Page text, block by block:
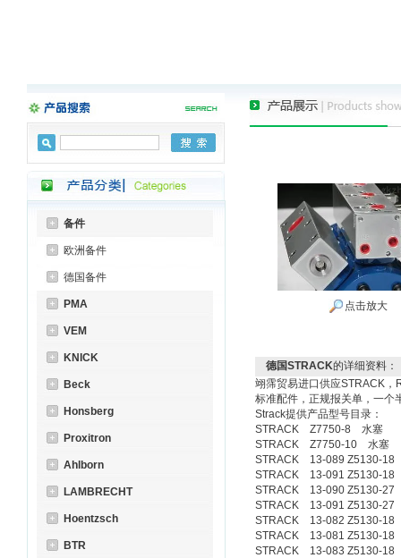
备件
欧洲备件
德国备件
PMA
VEM
KNICK
Beck
Honsberg
Proxitron
Ahlborn
LAMBRECHT
Hoentzsch
BTR
点击放大
德国STRACK的详细资料：
翊霈贸易进口供应STRACK
标准配件，正规报关单，一个
Strack提供产品型号目录：
STRACK Z7750-8 水塞
STRACK Z7750-10 水塞
STRACK 13-089 Z5130-
STRACK 13-091 Z5130-
STRACK 13-090 Z5130-
STRACK 13-091 Z5130-
STRACK 13-082 Z5130-
STRACK 13-081 Z5130-
STRACK 13-083 Z5130-